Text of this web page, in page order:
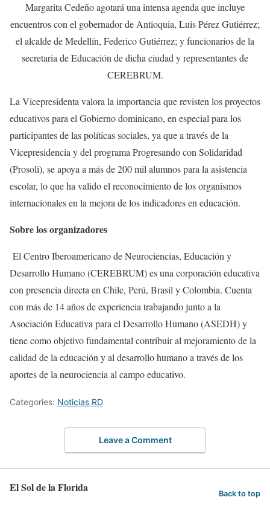
Margarita Cedeño agotará una intensa agenda que incluye
encuentros con el gobernador de Antioquia, Luis Pérez Gutiérrez;
el alcalde de Medellín, Federico Gutiérrez; y funcionarios de la
secretaria de Educación de dicha ciudad y representantes de
CEREBRUM.
La Vicepresidenta valora la importancia que revisten los proyectos
educativos para el Gobierno dominicano, en especial para los
participantes de las políticas sociales, ya que a través de la
Vicepresidencia y del programa Progresando con Solidaridad
(Prosoli), se apoya a más de 200 mil alumnos para la asistencia
escolar, lo que ha valido el reconocimiento de los organismos
internacionales en la mejora de los indicadores en educación.
Sobre los organizadores
El Centro Iberoamericano de Neurociencias, Educación y
Desarrollo Humano (CEREBRUM) es una corporación educativa
con presencia directa en Chile, Perú, Brasil y Colombia. Cuenta
con más de 14 años de experiencia trabajando junto a la
Asociación Educativa para el Desarrollo Humano (ASEDH) y
tiene como objetivo fundamental contribuir al mejoramiento de la
calidad de la educación y al desarrollo humano a través de los
aportes de la neurociencia al campo educativo.
Categories: Noticias RD
Leave a Comment
El Sol de la Florida Back to top